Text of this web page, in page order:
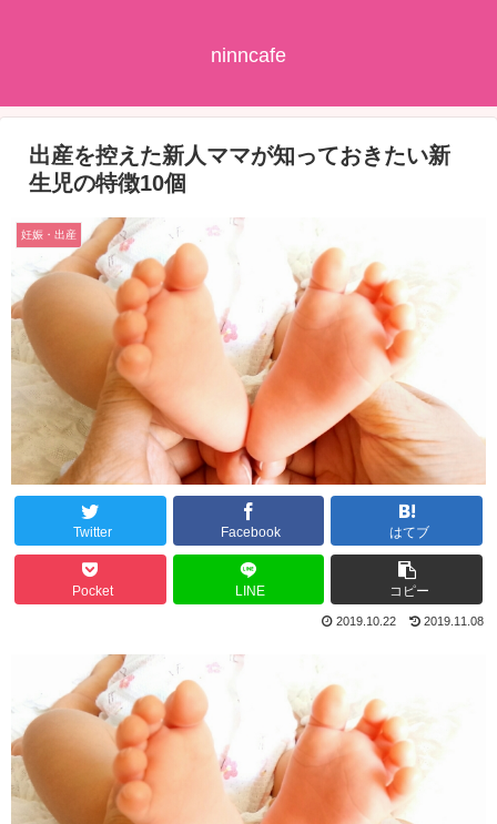
ninncafe
出産を控えた新人ママが知っておきたい新
生児の特徴10個
妊娠・出産
Twitter Facebook はてブ
Pocket LINE コピー
2019.11.08
2019.10.22